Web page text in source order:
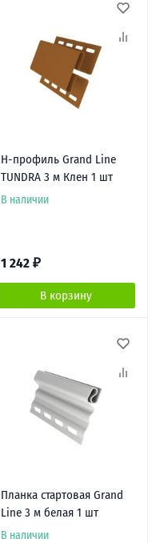
Н-профиль Grand Line
TUNDRA 3 м Клен 1 шт
В наличии
1 242 ₽
В корзину
Планка стартовая Grand
Line 3 м белая 1 шт
В наличии